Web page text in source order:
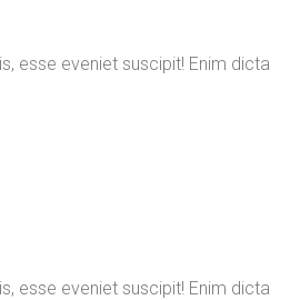
esse eveniet suscipit! Enim dicta
esse eveniet suscipit! Enim dicta